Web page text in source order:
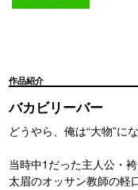
作品紹介
バカビリーバー
どうやら、俺は“大物”に
当時中1だった主人公・
太眉のオッサン教師の